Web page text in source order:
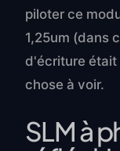
piloter ce
1,25um (dans
d'écriture était
chose à voir.
SLM à